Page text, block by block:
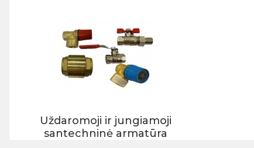
Uždaromoji ir jungiamoji
santechninė armatūra